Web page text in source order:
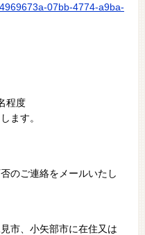
07bb-4774-a9ba-
程度
ます。
のご連絡をメールいたし
市、小矢部市に在住又は